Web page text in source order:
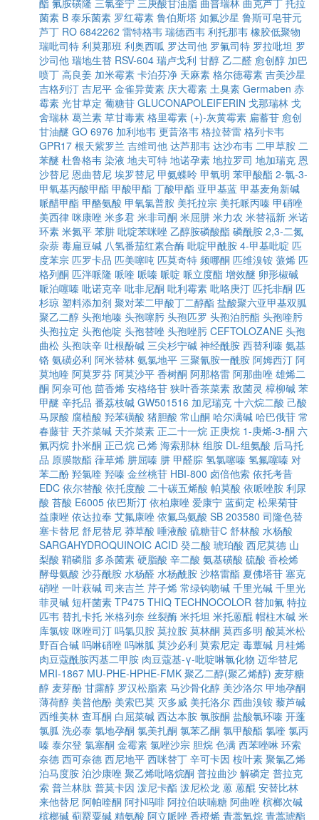
酯 氟胺磺隆 三氯奎宁 三庚酸甘油脂 曲普瑞林 曲克芦丁 托拉
菌素 B 泰乐菌素 罗红霉素 鲁伯斯塔 如氟沙星 鲁斯可皂苷元
芦丁 RO 6842262 雷特格韦 瑞德西韦 利托那韦 橡胶低聚物
瑞吡司特 利莫那班 利奥西呱 罗达司他 罗氟司特 罗拉吡坦 罗
沙司他 瑞地生替 RSV-604 瑞卢戈利 甘醇 乙二醛 愈创醇 加巴
喷丁 高良姜 加米霉素 卡泊芬净 天麻素 格尔德霉素 吉美沙星
吉格列汀 吉尼平 金雀异黄素 庆大霉素 土臭素 Germaben 赤
霉素 光甘草定 葡糖苷 GLUCONAPOLEIFERIN 戈那瑞林 戈
舍瑞林 葛兰素 草甘毒素 格里霉素 (+)-灰黄霉素 扁蓄苷 愈创
甘油醚 GO 6976 加利地韦 更昔洛韦 格拉替雷 格列卡韦
GPR17 根天紫罗兰 吉维司他 达芦那韦 达沙布韦 二甲草胺 二
苯醚 杜鲁格韦 染液 地夫可特 地诺孕素 地拉罗司 地加瑞克 恩
沙替尼 恩曲替尼 埃罗替尼 甲氨蝶呤 甲氧明 苯甲酸酯 2-氯-3-
甲氧基丙酸甲酯 甲酸甲酯 丁酸甲酯 亚甲基蓝 甲基麦角新碱
哌醋甲酯 甲酪氨酸 甲氧氯普胺 美托拉宗 美托哌丙嗪 甲硝唑
美西律 咪康唑 米多君 米非司酮 米屈肼 米力农 米替福新 米诺
环素 米氮平 苯肼 吡啶苯咪唑 乙醇胺磷酸酯 磷酰胺 2,3-二氮
杂萘 毒扁豆碱 八氢番茄红素合酶 吡啶甲酰胺 4-甲基吡啶 匹
度苯宗 匹罗卡品 匹美噻吨 匹莫奇特 频哪酮 匹维溴铵 蒎烯 匹
格列酮 匹泮哌隆 哌喹 哌嗪 哌啶 哌立度酯 增效醚 卵形椒碱
哌泊噻嗪 吡诺克辛 吡非尼酮 吡利霉素 吡咯庚汀 匹托非酮 匹
杉琼 塑料添加剂 聚对苯二甲酸丁二醇酯 盐酸聚六亚甲基双胍
聚乙二醇 头孢地嗪 头孢噻肟 头孢匹罗 头孢泊肟酯 头孢喹肟
头孢拉定 头孢他啶 头孢替唑 头孢唑肟 CEFTOLOZANE 头孢
曲松 头孢呋辛 吐根酚碱 三尖杉宁碱 神经酰胺 西替利嗪 氨基
铬 氨磺必利 阿米替林 氨氯地平 三聚氰胺一酰胺 阿姆西汀 阿
莫地喹 阿莫罗芬 阿莫沙平 香树酮 阿那格雷 阿那曲唑 雄烯二
酮 阿奈可他 茴香烯 安格络苷 狭叶香茶菜素 敌菌灵 樟柳碱 苯
甲醚 辛托品 番荔枝碱 GW501516 加尼瑞克 十六烷二酸 己酸
马尿酸 腐植酸 羟苯磺酸 猪胆酸 常山酮 哈尔满碱 哈巴俄苷 常
春藤苷 天芥菜碱 天芥菜素 正二十一烷 正庚烷 1-庚烯-3-酮 六
氟丙烷 扑米酮 正己烷 己烯 海索那林 组胺 DL-组氨酸 后马托
品 原膜散酯 葎草烯 肼屈嗪 肼 甲醛腙 氢氯噻嗪 氢氟噻嗪 对
苯二酚 羟氯喹 羟嗪 金丝桃苷 HBI-800 卤倍他索 依托考昔
EDC 依尔替酸 依托度酸 二十碳五烯酸 帕莫酸 依哌唑胺 利尿
酸 苔酸 E6005 依巴斯汀 依柏康唑 爱康宁 蓝蓟定 松果菊苷
益康唑 依达拉奉 艾氟康唑 依氟鸟氨酸 SB 203580 司隆色替
塞卡替尼 舒尼替尼 莽草酸 唾液酸 硫糖苷C 舒林酸 水杨酸
SARGAHYDROQUINOIC ACID 癸二酸 琥珀酸 西尼莫德 山
梨酸 鞘磷脂 多杀菌素 硬脂酸 辛二酸 氨基磺酸 硫酸 香桧烯
酵母氨酸 沙芬酰胺 水杨醛 水杨酰胺 沙格雷酯 夏佛塔苷 塞克
硝唑 一叶萩碱 司来吉兰 芹子烯 常绿钩吻碱 千里光碱 千里光
菲灵碱 短杆菌素 TP475 THIQ TECHNOCOLOR 替加氟 特拉
匹韦 替扎卡托 米格列奈 丝裂酶 米托坦 米托蒽醌 帽柱木碱 米
库氯铵 咪唑司汀 吗氯贝胺 莫拉胺 莫林酮 莫西多明 酸莫米松
野百合碱 吗啉硝唑 吗啉胍 莫沙必利 莫索尼定 毒蕈碱 月桂烯
肉豆蔻酰胺丙基二甲胺 肉豆蔻基-γ-吡啶啉氯化物 迈华替尼
MRI-1867 MU-PHE-HPHE-FMK 聚乙二醇(聚乙烯醇) 麦芽糖
醇 麦芽酚 甘露醇 罗汉松脂素 马沙骨化醇 美沙洛尔 甲地孕酮
薄荷醇 美普他酚 美索巴莫 灭多威 美托洛尔 西曲溴铵 藜芦碱
西维美林 查耳酮 白屈菜碱 西达本胺 氯胺酮 盐酸氯环嗪 开蓬
氯胍 洗必泰 氯地孕酮 氯美扎酮 氯苯乙酮 氯甲酸酯 氯喹 氯丙
嗪 泰尔登 氯塞酮 金霉素 氯唑沙宗 胆烷 色满 西苯唑啉 环索
奈德 西可奈德 西尼地平 西咪替丁 辛可卡因 桉叶素 聚氯乙烯
泊马度胺 泊沙康唑 聚乙烯吡咯烷酮 普拉曲沙 解磷定 普拉克
索 普兰林肽 普莫卡因 泼尼卡酯 泼尼松龙 蒽 蒽醌 安替比林
来他替尼 阿帕喹酮 阿扑吗啡 阿拉伯呋喃糖 阿曲唑 槟榔次碱
槟榔碱 蓟罂粟碱 精氨酸 阿立哌唑 香橙烯 青蒿氧烷 青蒿琥酯